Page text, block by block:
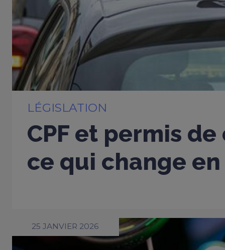
LÉGISLATION
CPF et permis
ce qui change
25 JANVIER 2026